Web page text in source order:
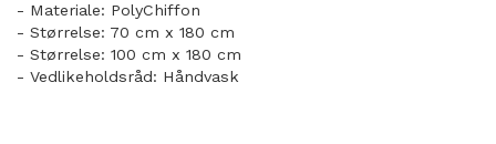
- Materiale: PolyChiffon
- Størrelse: 70 cm x 180 cm
- Størrelse: 100 cm x 180 cm
- Vedlikeholdsråd: Håndvask